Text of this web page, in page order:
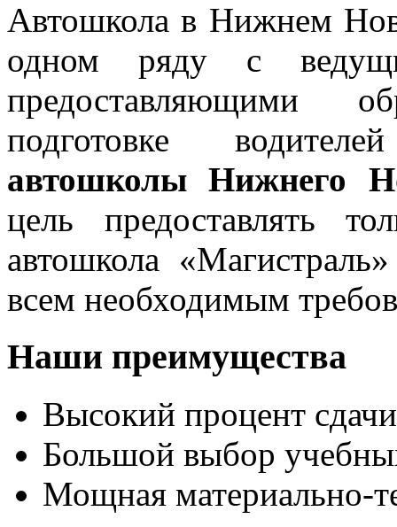
Автошкола в Нижнем
одном ряду с
предоставляющими
подготовке водителей
автошколы Нижнего
цель предоставлять
автошкола
всем необходимым
Наши преимущества
Высокий процент
Большой выбор
Мощная материально-